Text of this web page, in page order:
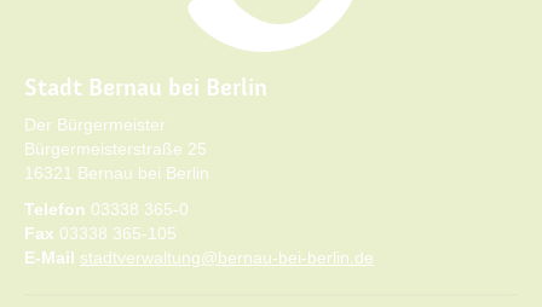
Stadt Bernau bei Berlin
Der Bürgermeister
Bürgermeisterstraße 25
16321 Bernau bei Berlin
Telefon 03338 365-0
Fax 03338 365-105
E-Mail stadtverwaltung@bernau-bei-berlin.de